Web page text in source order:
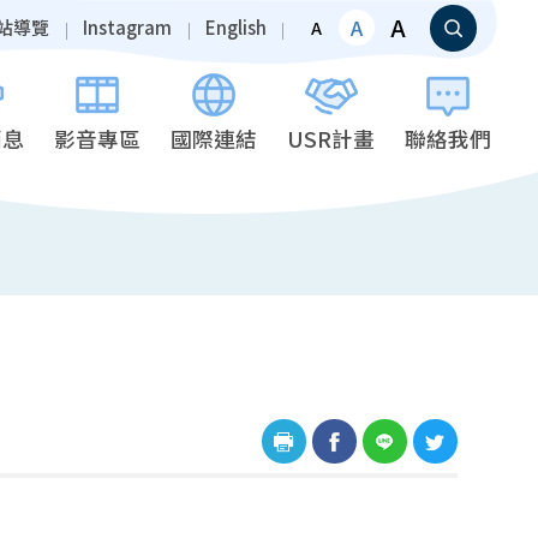
導覽 Instagram English A A A
影音專區 國際連結 USR計畫 聯絡我們